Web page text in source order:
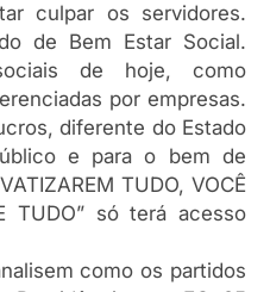
culpar os servidores.
de Bem Estar Social.
de hoje, como
por empresas.
diferente do Estado
e para o bem de
TUDO, VOCÊ
TUDO” só terá acesso
como os partidos